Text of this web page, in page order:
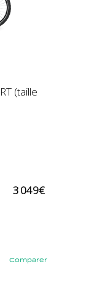
(taille
3 049€
Comparer